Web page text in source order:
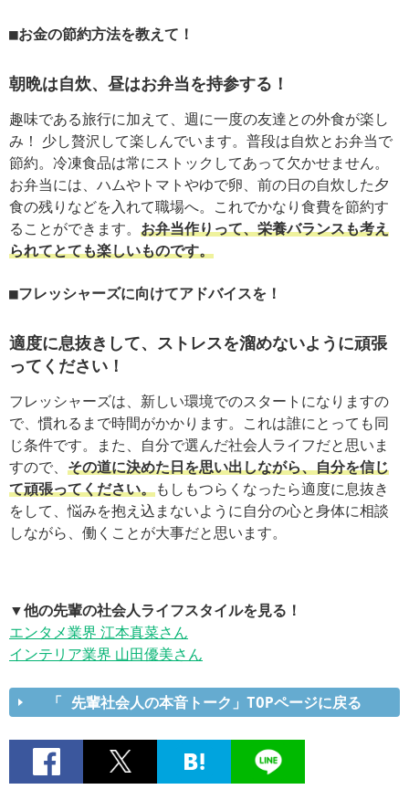
お金の節約方法を教えて！
朝晩は自炊、昼はお弁当を持参する！
趣味である旅行に加えて、週に一度の友達との外食が楽し
み！ 少し贅沢して楽しんでいます。普段は自炊とお弁当で
節約。冷凍食品は常にストックしてあって欠かせません。
お弁当には、ハムやトマトやゆで卵、前の日の自炊した夕
食の残りなどを入れて職場へ。これでかなり食費を節約す
ることができます。 お弁当作りって、栄養バランスも考え
られてとても楽しいものです。
フレッシャーズに向けてアドバイスを！
適度に息抜きして、ストレスを溜めないように頑張
ってください！
フレッシャーズは、新しい環境でのスタートになりますの
で、慣れるまで時間がかかります。これは誰にとっても同
じ条件です。また、自分で選んだ社会人ライフだと思いま
すので、 その道に決めた日を思い出しながら、自分を信じ
て頑張ってください。もしもつらくなったら適度に息抜き
をして、悩みを抱え込まないように自分の心と身体に相談
しながら、働くことが大事だと思います。
▼他の先輩の社会人ライフスタイルを見る！
エンタメ業界 江本真菜さん
インテリア業界 山田優美さん
「 先輩社会人の本音トーク」TOPページに戻る